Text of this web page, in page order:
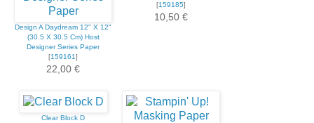
Design A Daydream 12" X 12"
(30.5 X 30.5 Cm) Host
Designer Series Paper
[159161]
22,00 €
[159185]
10,50 €
Clear Block D